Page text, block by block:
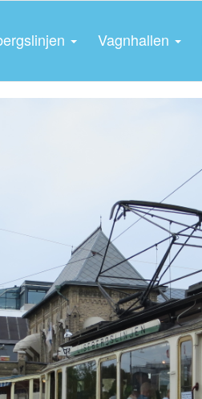
Vagnhallen